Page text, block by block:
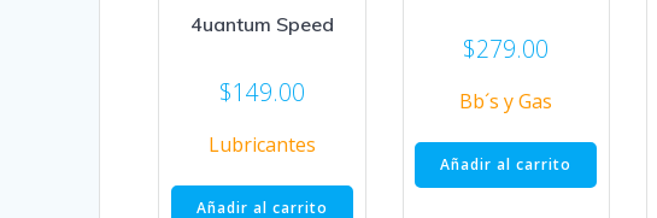
4uantum Speed
$149.00
Lubricantes
Añadir al carrito
$279.00
Bb´s y Gas
Añadir al carrito